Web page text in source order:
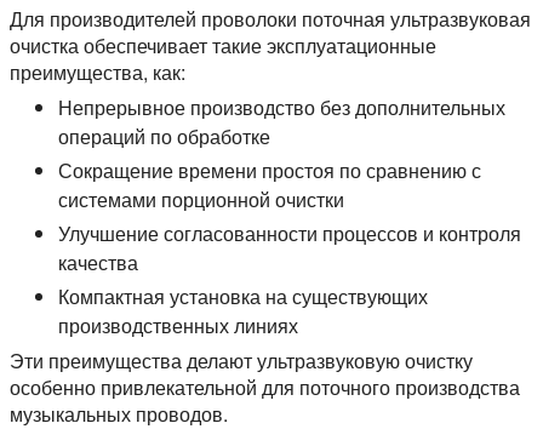
Для производителей проволоки поточная ультразвуковая
очистка обеспечивает такие эксплуатационные
преимущества, как:
Непрерывное производство без дополнительных
операций по обработке
Сокращение времени простоя по сравнению с
системами порционной очистки
Улучшение согласованности процессов и контроля
качества
Компактная установка на существующих
производственных линиях
Эти преимущества делают ультразвуковую очистку
особенно привлекательной для поточного производства
музыкальных проводов.